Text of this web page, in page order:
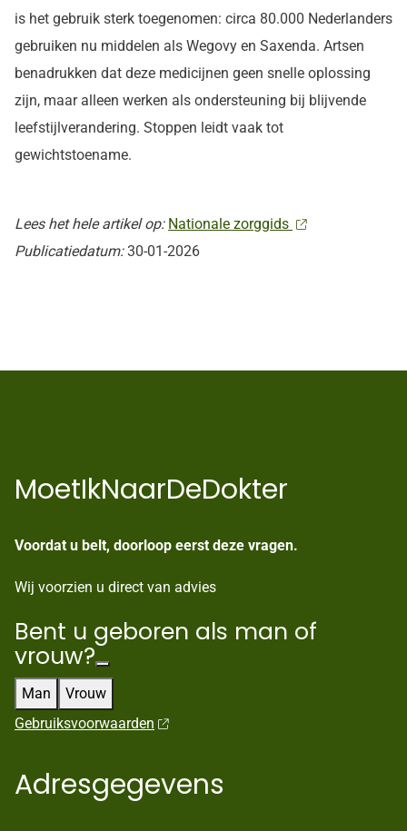
is het gebruik sterk toegenomen: circa 80.000 Nederlanders
gebruiken nu middelen als Wegovy en Saxenda. Artsen
benadrukken dat deze medicijnen geen snelle oplossing
zijn, maar alleen werken als ondersteuning bij blijvende
leefstijlverandering. Stoppen leidt vaak tot
gewichtstoename.
Lees het hele artikel op: Nationale zorggids
Publicatiedatum:30-01-2026
MoetIkNaarDeDokter
Voordat u belt, doorloop eerst deze vragen.
Wij voorzien u direct van advies
Bent u geboren als man of
vrouw?
Man
Vrouw
Gebruiksvoorwaarden
Adresgegevens